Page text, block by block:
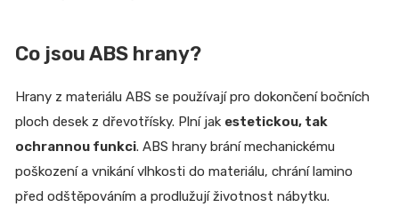
Co jsou ABS hrany?
Hrany z materiálu ABS se používají pro dokončení bočních
ploch desek z dřevotřísky. Plní jak estetickou, tak
ochrannou funkci. ABS hrany brání mechanickému
poškození a vnikání vlhkosti do materiálu, chrání lamino
před odštěpováním a prodlužují životnost nábytku.